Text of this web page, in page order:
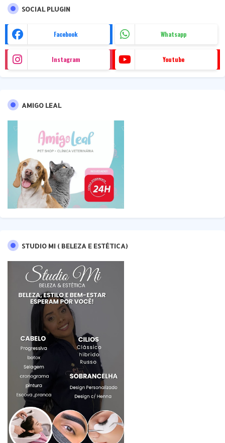
SOCIAL PLUGIN
Facebook Whatsapp
Instagram Youtube
AMIGO LEAL
STUDIO MI ( BELEZA E ESTÉTICA)